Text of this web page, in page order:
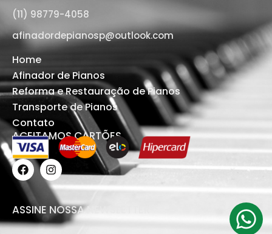
(11) 98779-4058
afinadordepianosp@outlook.com
Home
Afinador de Pianos
Reforma e Restauração de Pianos
Transporte de Pianos
Contato
ACEITAMOS CARTÕES
ASSINE NOSSA NEWSLETTER